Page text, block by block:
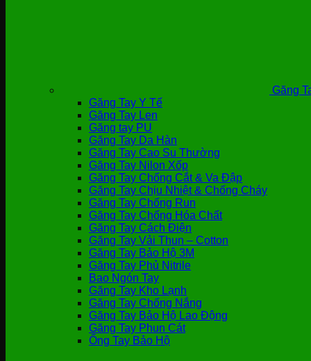
Găng
Găng Tay Y Tế
Găng Tay Len
Găng tay PU
Găng Tay Da Hàn
Găng Tay Cao Su Thường
Găng Tay Nilon Xốp
Găng Tay Chống Cắt & Va Đập
Găng Tay Chịu Nhiệt & Chống Cháy
Găng Tay Chống Run
Găng Tay Chống Hóa Chất
Găng Tay Cách Điện
Găng Tay Vải Thun – Cotton
Găng Tay Bảo Hộ 3M
Găng Tay Phủ Nitrile
Bao Ngón Tay
Găng Tay Kho Lạnh
Găng Tay Chống Nắng
Găng Tay Bảo Hộ Lao Động
Găng Tay Phun Cát
Ống Tay Bảo Hộ